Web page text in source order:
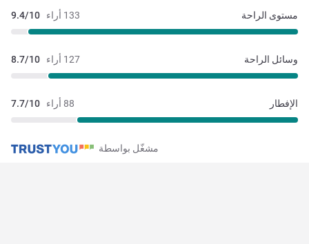
133 أراء 9.4/10 مستوى الراحة
127 أراء 8.7/10 وسائل الراحة
88 أراء 7.7/10 الإفطار
مشغّل بواسطة